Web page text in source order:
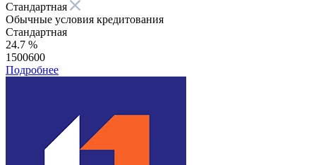
Стандартная
Обычные условия кредитования
Стандартная
24.7 %
1500600
Подробнее